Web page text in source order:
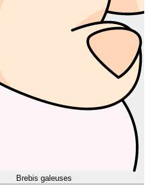
Brebis galeuses